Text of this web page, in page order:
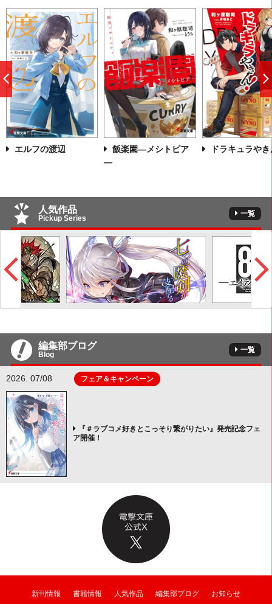
エルフの渡辺
飯楽園―メシトピア
―
ドラキュラや
前
へ
人気作品
Pickup Series
一覧
編集部ブログ
Blog
一覧
2026. 07/08 フェア＆キャンペーン
『＃ラブコメ好きとこっそり繋がりたい』発売記念フェ
ア開催！
新刊情報 書籍情報 人気作品 編集部ブログ お知らせ